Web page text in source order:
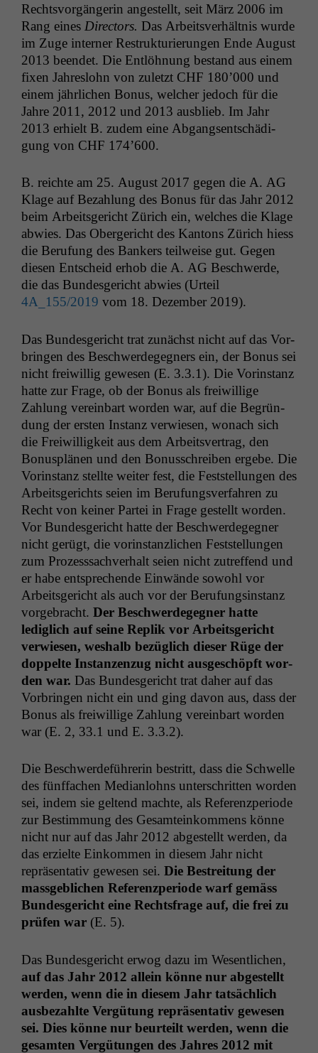
Rechtsvorgän­gerin angestellt, seit März 2006 im
Rang eines Direc­tors. Das Arbeitsver­hält­nis wurde
im Zuge intern­er Restruk­turierun­gen Ende August
2013 been­det. Die Entlöh­nung bestand aus einem
fix­en Jahres­lohn von zulet­zt CHF 180’000 und
einem jährlichen Bonus, welch­er jedoch für die
Jahre 2011, 2012 und 2013 aus­blieb. Im Jahr
2013 erhielt B. zudem eine Abgangsentschädi­
gung von CHF 174’600.
B. reichte am 25. August 2017 gegen die A. AG
Klage auf Bezahlung des Bonus für das Jahr 2012
beim Arbeits­gericht Zürich ein, welch­es die Klage
abwies. Das Oberg­ericht des Kan­tons Zürich hiess
die Beru­fung des Bankers teil­weise gut. Gegen
diesen Entscheid erhob die A. AG Beschw­erde,
die das Bun­des­gericht abwies (Urteil
4A_155/2019 vom 18. Dezem­ber 2019).
Das Bun­des­gericht trat zunächst nicht auf das Vor­
brin­gen des Beschw­erdegeg­n­ers ein, der Bonus sei
nicht frei­willig gewe­sen (E. 3.3.1). Die Vorin­stanz
hat­te zur Frage, ob der Bonus als frei­willige
Zahlung vere­in­bart wor­den war, auf die Begrün­
dung der ersten Instanz ver­wiesen, wonach sich
die Frei­willigkeit aus dem Arbeitsver­trag, den
Bonus­plä­nen und den Bonuss­chreiben ergebe. Die
Vorin­stanz stellte weit­er fest, die Fest­stel­lun­gen des
Arbeits­gerichts seien im Beru­fungsver­fahren zu
Recht von kein­er Partei in Frage gestellt wor­den.
Vor Bun­des­gericht hat­te der Beschw­erdegeg­n­er
nicht gerügt, die vorin­stan­zlichen Fest­stel­lun­gen
zum Prozess­sachver­halt seien nicht zutr­e­f­fend und
er habe entsprechende Ein­wände sowohl vor
Arbeits­gericht als auch vor der Beru­fungsin­stanz
vorge­bracht. Der Beschw­erdegeg­n­er hat­te
lediglich auf seine Rep­lik vor Arbeits­gericht
ver­wiesen, weshalb bezüglich dieser Rüge der
dop­pelte Instanzen­zug nicht aus­geschöpft wor­
den war. Das Bun­des­gericht trat daher auf das
Vor­brin­gen nicht ein und ging davon aus, dass der
Bonus als frei­willige Zahlung vere­in­bart wor­den
war (E. 2, 33.1 und E. 3.3.2).
Die Beschw­erde­führerin bestritt, dass die Schwelle
des fünf­fachen Medi­an­lohns unter­schrit­ten wor­den
sei, indem sie gel­tend machte, als Ref­eren­zpe­ri­ode
zur Bes­tim­mung des Gesamteinkom­mens könne
nicht nur auf das Jahr 2012 abgestellt wer­den, da
das erzielte Einkom­men in diesem Jahr nicht
repräsen­ta­tiv gewe­sen sei. Die Bestre­itung der
mass­ge­blichen Ref­eren­zpe­ri­ode warf gemäss
Bun­des­gericht eine Rechts­frage auf, die frei zu
prüfen war (E. 5).
Das Bun­des­gericht erwog dazu im Wesentlichen,
auf das Jahr 2012 allein könne nur abgestellt
wer­den, wenn die in diesem Jahr tat­säch­lich
aus­bezahlte Vergü­tung repräsen­ta­tiv gewe­sen
sei. Dies könne nur beurteilt wer­den, wenn die
gesamten Vergü­tun­gen des Jahres 2012 mit